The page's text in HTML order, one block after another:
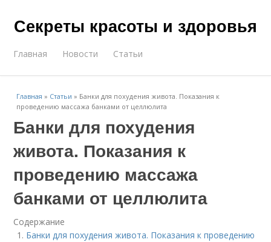
Секреты красоты и здоровья
Главная Новости Статьи
Главная » Статьи » Банки для похудения живота. Показания к
проведению массажа банками от целлюлита
Банки для похудения
живота. Показания к
проведению массажа
банками от целлюлита
Содержание
Банки для похудения живота. Показания к проведению